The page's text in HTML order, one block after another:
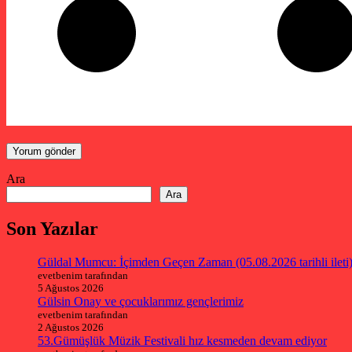
Ara
Ara
Son Yazılar
Güldal Mumcu: İçimden Geçen Zaman (05.08.2026 tarihli ileti)
evetbenim tarafından
5 Ağustos 2026
Gülsin Onay ve çocuklarımız gençlerimiz
evetbenim tarafından
2 Ağustos 2026
53.Gümüşlük Müzik Festivali hız kesmeden devam ediyor